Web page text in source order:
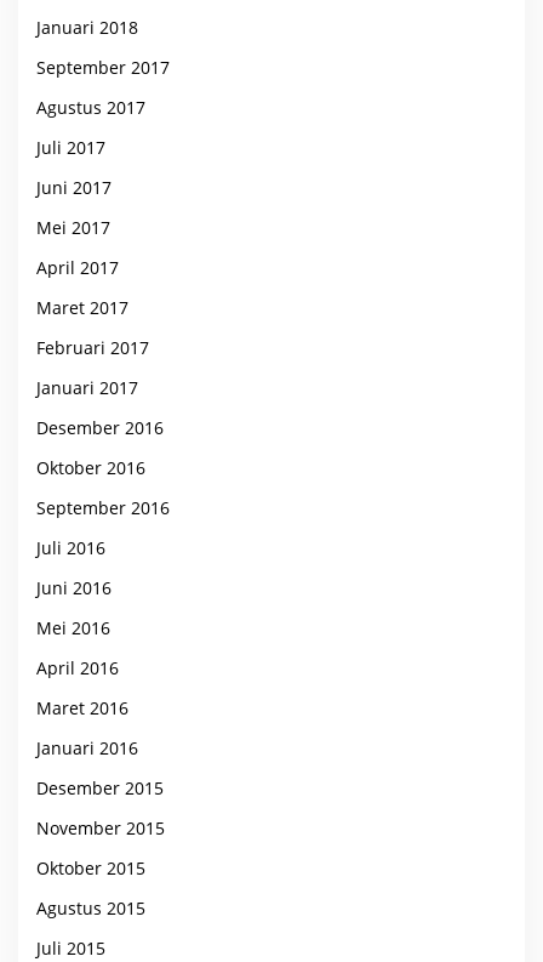
Januari 2018
September 2017
Agustus 2017
Juli 2017
Juni 2017
Mei 2017
April 2017
Maret 2017
Februari 2017
Januari 2017
Desember 2016
Oktober 2016
September 2016
Juli 2016
Juni 2016
Mei 2016
April 2016
Maret 2016
Januari 2016
Desember 2015
November 2015
Oktober 2015
Agustus 2015
Juli 2015